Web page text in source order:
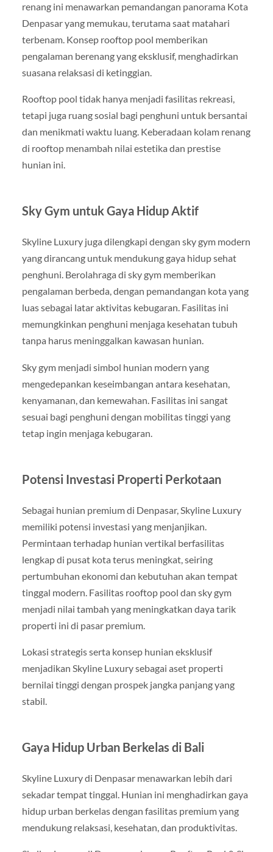
renang ini menawarkan pemandangan panorama Kota
Denpasar yang memukau, terutama saat matahari
terbenam. Konsep rooftop pool memberikan
pengalaman berenang yang eksklusif, menghadirkan
suasana relaksasi di ketinggian.
Rooftop pool tidak hanya menjadi fasilitas rekreasi,
tetapi juga ruang sosial bagi penghuni untuk bersantai
dan menikmati waktu luang. Keberadaan kolam renang
di rooftop menambah nilai estetika dan prestise
hunian ini.
Sky Gym untuk Gaya Hidup Aktif
Skyline Luxury juga dilengkapi dengan sky gym modern
yang dirancang untuk mendukung gaya hidup sehat
penghuni. Berolahraga di sky gym memberikan
pengalaman berbeda, dengan pemandangan kota yang
luas sebagai latar aktivitas kebugaran. Fasilitas ini
memungkinkan penghuni menjaga kesehatan tubuh
tanpa harus meninggalkan kawasan hunian.
Sky gym menjadi simbol hunian modern yang
mengedepankan keseimbangan antara kesehatan,
kenyamanan, dan kemewahan. Fasilitas ini sangat
sesuai bagi penghuni dengan mobilitas tinggi yang
tetap ingin menjaga kebugaran.
Potensi Investasi Properti Perkotaan
Sebagai hunian premium di Denpasar, Skyline Luxury
memiliki potensi investasi yang menjanjikan.
Permintaan terhadap hunian vertikal berfasilitas
lengkap di pusat kota terus meningkat, seiring
pertumbuhan ekonomi dan kebutuhan akan tempat
tinggal modern. Fasilitas rooftop pool dan sky gym
menjadi nilai tambah yang meningkatkan daya tarik
properti ini di pasar premium.
Lokasi strategis serta konsep hunian eksklusif
menjadikan Skyline Luxury sebagai aset properti
bernilai tinggi dengan prospek jangka panjang yang
stabil.
Gaya Hidup Urban Berkelas di Bali
Skyline Luxury di Denpasar menawarkan lebih dari
sekadar tempat tinggal. Hunian ini menghadirkan gaya
hidup urban berkelas dengan fasilitas premium yang
mendukung relaksasi, kesehatan, dan produktivitas.